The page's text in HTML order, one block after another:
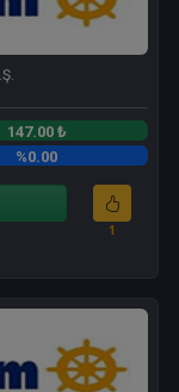
147.00 ₺
%0.00
1